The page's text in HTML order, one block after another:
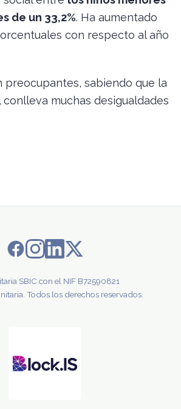
de un 33,2%. Ha aumentado
con respecto al año
preocupantes, sabiendo que la
conlleva muchas desigualdades
SBIC con el NIF B72590821
Todos los derechos reservados.